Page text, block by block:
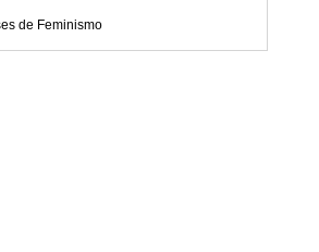
de Feminismo